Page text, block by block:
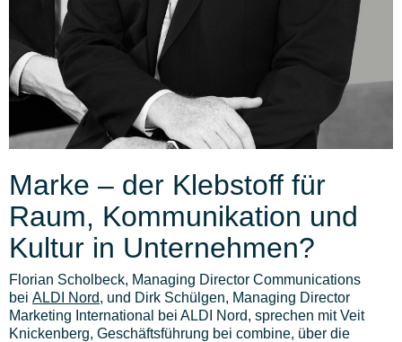
Marke – der Klebstoff für
Raum, Kommunikation und
Kultur in Unternehmen?
Florian Scholbeck, Managing Director Communications
bei ALDI Nord, und Dirk Schülgen, Managing Director
Marketing International bei ALDI Nord, sprechen mit Veit
Knickenberg, Geschäftsführung bei combine, über die